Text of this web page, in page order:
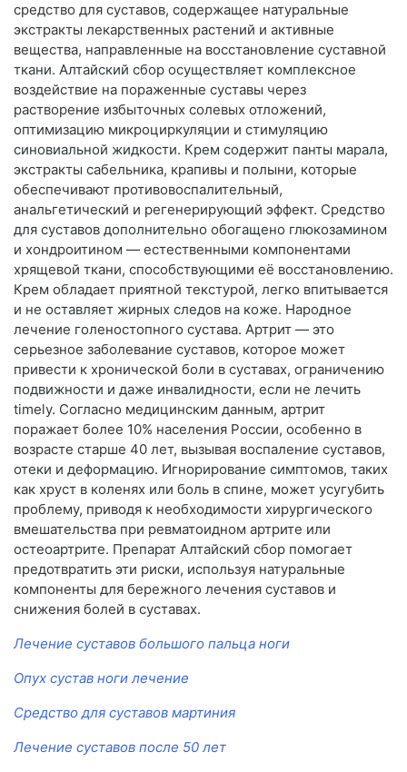
средство для суставов, содержащее натуральные
экстракты лекарственных растений и активные
вещества, направленные на восстановление суставной
ткани. Алтайский сбор осуществляет комплексное
воздействие на пораженные суставы через
растворение избыточных солевых отложений,
оптимизацию микроциркуляции и стимуляцию
синовиальной жидкости. Крем содержит панты марала,
экстракты сабельника, крапивы и полыни, которые
обеспечивают противовоспалительный,
анальгетический и регенерирующий эффект. Средство
для суставов дополнительно обогащено глюкозамином
и хондроитином — естественными компонентами
хрящевой ткани, способствующими её восстановлению.
Крем обладает приятной текстурой, легко впитывается
и не оставляет жирных следов на коже. Народное
лечение голеностопного сустава. Артрит — это
серьезное заболевание суставов, которое может
привести к хронической боли в суставах, ограничению
подвижности и даже инвалидности, если не лечить
timely. Согласно медицинским данным, артрит
поражает более 10% населения России, особенно в
возрасте старше 40 лет, вызывая воспаление суставов,
отеки и деформацию. Игнорирование симптомов, таких
как хруст в коленях или боль в спине, может усугубить
проблему, приводя к необходимости хирургического
вмешательства при ревматоидном артрите или
остеоартрите. Препарат Алтайский сбор помогает
предотвратить эти риски, используя натуральные
компоненты для бережного лечения суставов и
снижения болей в суставах.
Лечение суставов большого пальца ноги
Опух сустав ноги лечение
Средство для суставов мартиния
Лечение суставов после 50 лет